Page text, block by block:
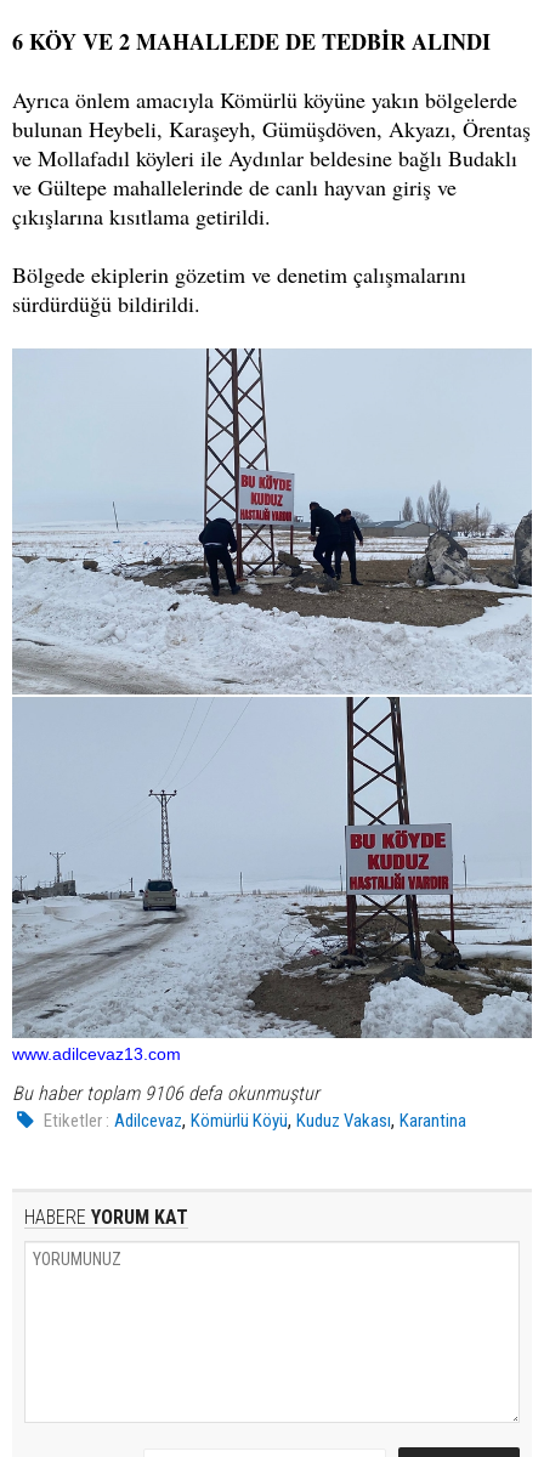
6 KÖY VE 2 MAHALLEDE DE TEDBİR ALINDI
Ayrıca önlem amacıyla Kömürlü köyüne yakın bölgelerde
bulunan Heybeli, Karaşeyh, Gümüşdöven, Akyazı, Örentaş
ve Mollafadıl köyleri ile Aydınlar beldesine bağlı Budaklı
ve Gültepe mahallelerinde de canlı hayvan giriş ve
çıkışlarına kısıtlama getirildi.
Bölgede ekiplerin gözetim ve denetim çalışmalarını
sürdürdüğü bildirildi.
www.adilcevaz13.com
Bu haber toplam 9106 defa okunmuştur
Etiketler : Adilcevaz,Kömürlü Köyü,Kuduz Vakası,Karantina
HABERE YORUM KAT